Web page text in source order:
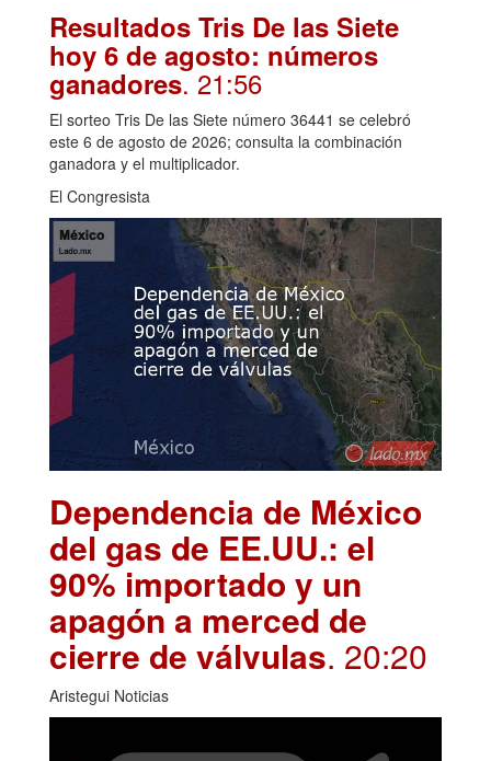
Resultados Tris De las Siete
hoy 6 de agosto: números
ganadores. 21:56
El sorteo Tris De las Siete número 36441 se celebró
este 6 de agosto de 2026; consulta la combinación
ganadora y el multiplicador.
El Congresista
Dependencia de México
del gas de EE.UU.: el
90% importado y un
apagón a merced de
cierre de válvulas. 20:20
Aristegui Noticias